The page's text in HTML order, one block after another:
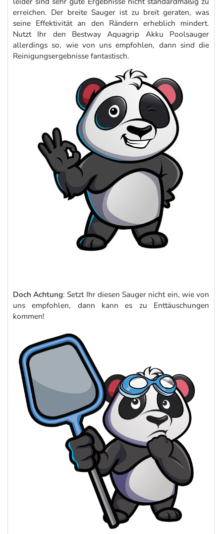
erreichen. Der breite Sauger ist zu breit geraten, was
seine Effektivität an den Rändern erheblich mindert.
Nutzt Ihr den Bestway Aquagrip Akku Poolsauger
allerdings so, wie von uns empfohlen, dann sind die
Reinigungsergebnisse fantastisch.
Doch Achtung: Setzt Ihr diesen Sauger nicht ein, wie von
uns empfohlen, dann kann es zu Enttäuschungen
kommen!